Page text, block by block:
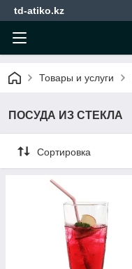
td-atiko.kz
Товары и услуги
ПОСУДА ИЗ СТЕКЛА
Сортировка